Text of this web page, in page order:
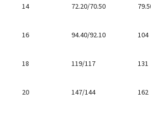
14 72.20/70.50
16 94.40/92.10 104
18 119/117 131
20 147/144 162